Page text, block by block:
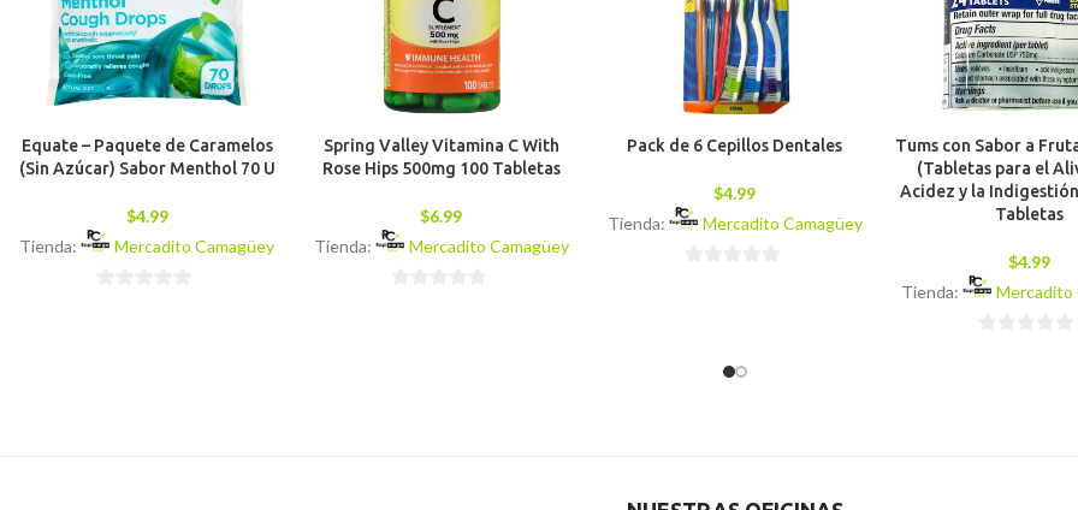
Equate – Paquete de Caramelos
(Sin Azúcar) Sabor Menthol 70 U
$4.99
Tienda:
Mercadito Camagüey
Spring Valley Vitamina C With
Rose Hips 500mg 100 Tabletas
$6.99
Tienda:
Mercadito Camagüey
Pack de 6 Cepillos Dentales
$4.99
Tienda:
Mercadito Camagüey
Tums con Sabor a
(Tabletas para el
Acidez y la
Tabletas
$4.99
Tienda:
Mercadito